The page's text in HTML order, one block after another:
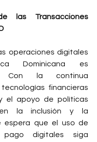
las Transacciones
operaciones digitales
Dominicana es
Con la continua
financieras
el apoyo de políticas
la inclusión y la
espera que el uso de
digitales siga